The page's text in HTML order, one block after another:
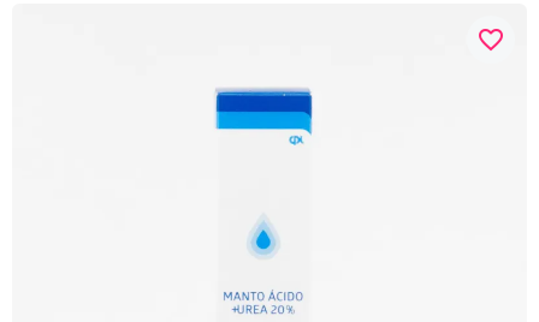
favorite_border